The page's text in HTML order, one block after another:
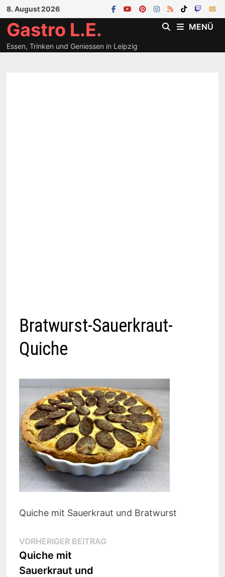
Zum
Inhalt
springen
8. August 2026
Gastro L.E.
Essen, Trinken und Geniessen in Leipzig
MENÜ
Bratwurst-Sauerkraut-
Quiche
Quiche mit Sauerkraut und Bratwurst
Beitragsnavigation
VORHERIGER BEITRAGVorheriger
Quiche mit
Sauerkraut und